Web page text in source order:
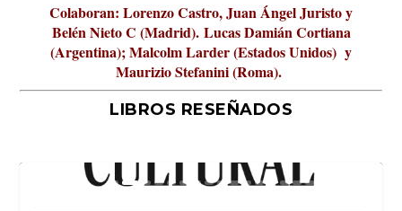
Colaboran: Lorenzo Castro, Juan Ángel Juristo y
Belén Nieto C (Madrid). Lucas Damián Cortiana
(Argentina); Malcolm Larder (Estados Unidos) y
Maurizio Stefanini (Roma).
LIBROS RESEÑADOS